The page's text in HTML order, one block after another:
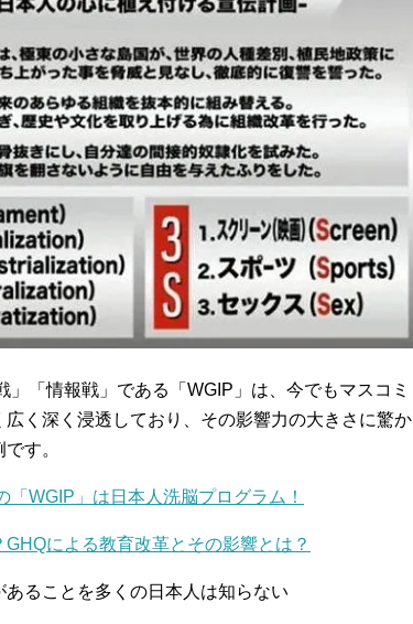
「情報戦」である「WGIP」は、今でもマスコミ
く深く浸透しており、その影響力の大きさに驚か
す。
「WGIP」は日本人洗脳プログラム！
による教育改革とその影響とは？
あることを多くの日本人は知らない